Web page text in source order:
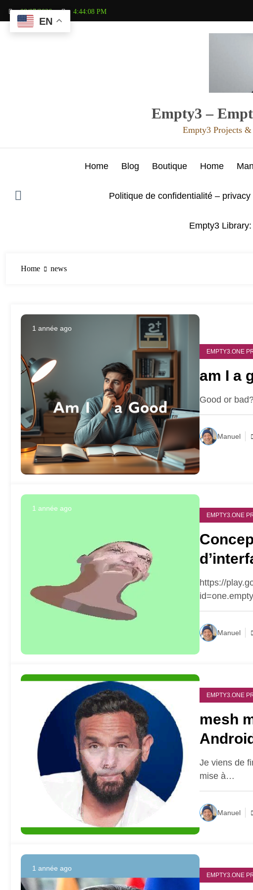
contenu
08/07/2026 4:44:09 PM
Empty3 –
Empty3 Projects
Home Blog Boutique Home
Politique de confidentialité – privacy
Empty3
Home news
1 année ago
EMPTY3.ONE
am I a
Good or
Manuel
1 année ago
EMPTY3.ONE
https://
Manuel
EMPTY3.ONE
mesh
Je viens de
mise à…
Manuel
1 année ago
EMPTY3.ONE
EN